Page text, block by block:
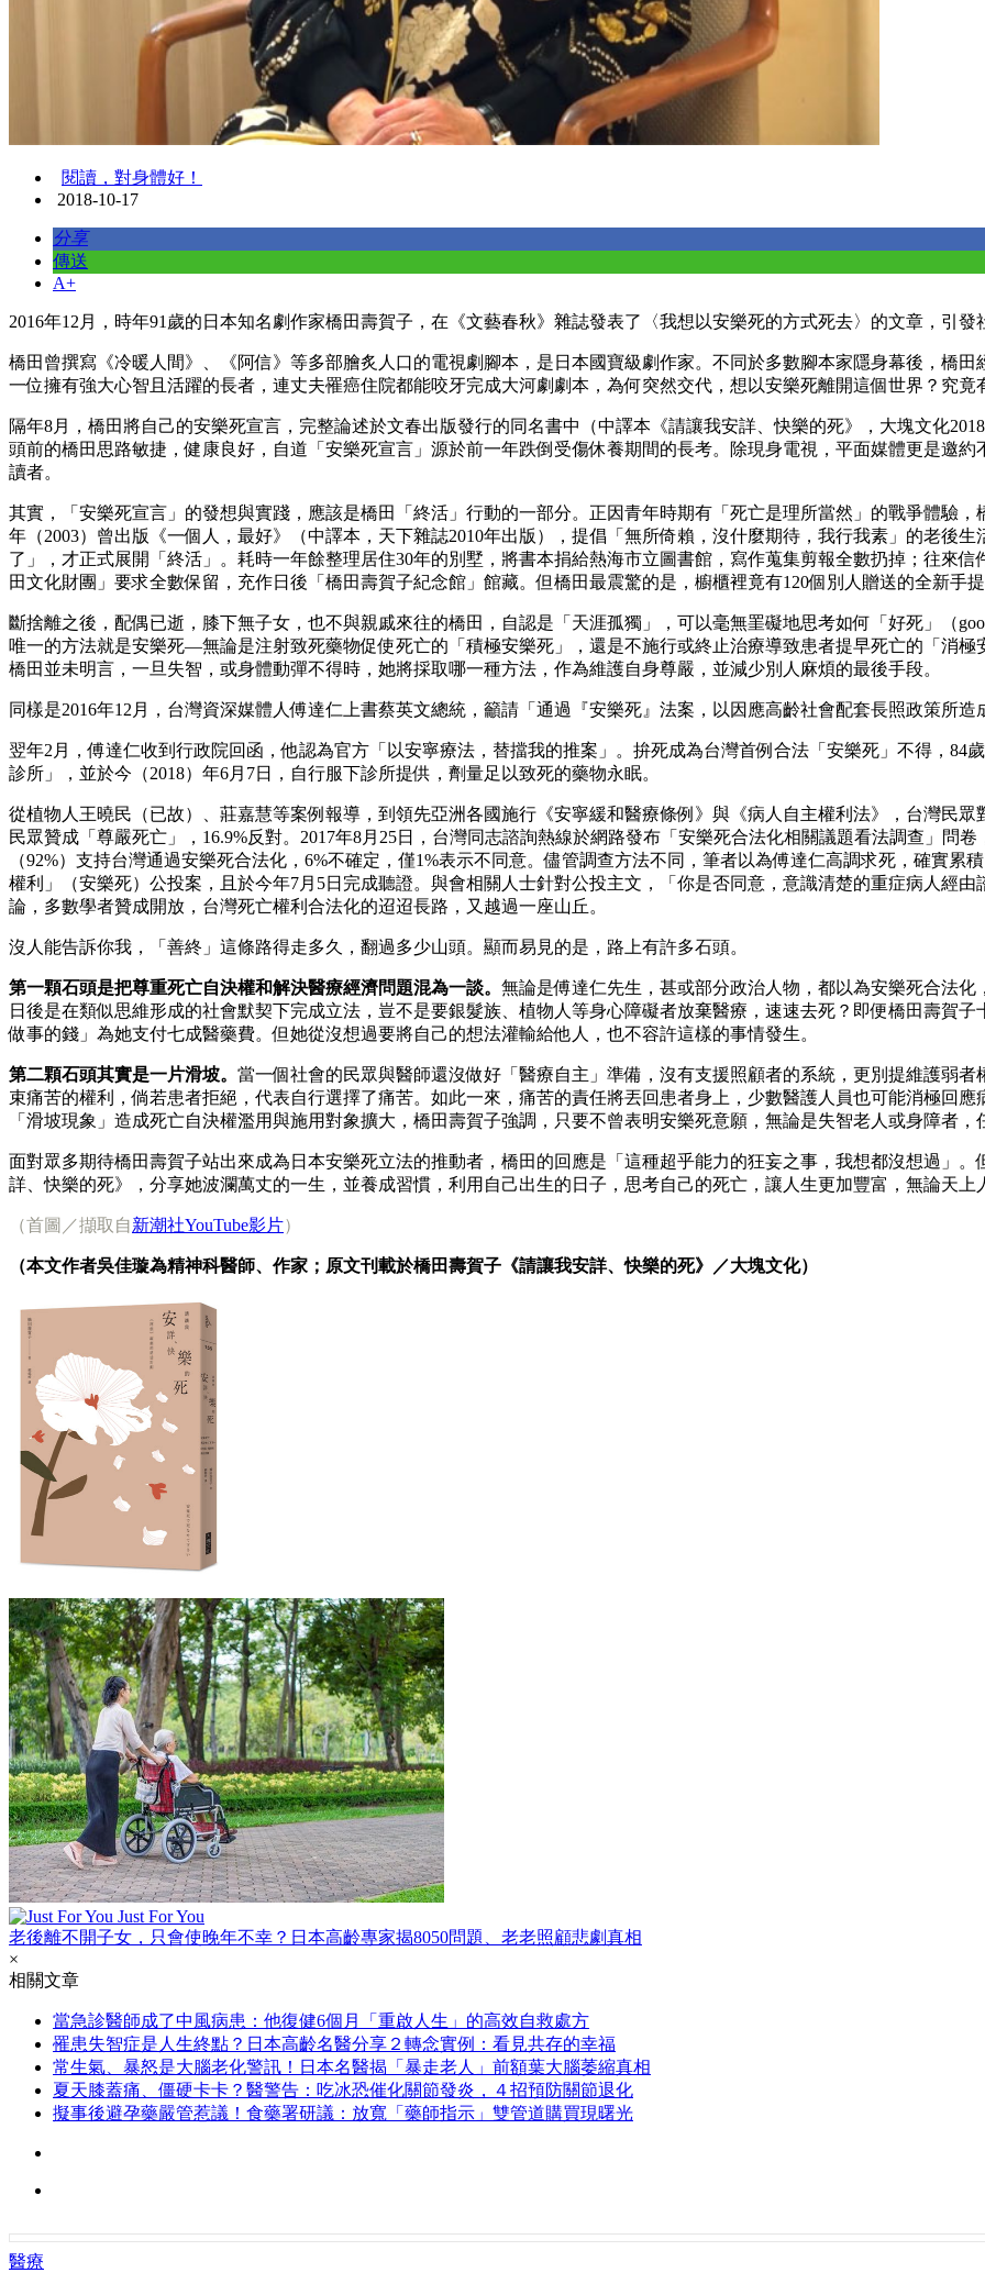
閱讀，對身體好！
2018-10-17
分享
傳送
A+
2016年12月，時年91歲的日本知名劇作家橋田壽賀子，在《文藝春秋》雜誌發表了〈我想以安樂死的方式死去〉的文章，引發
橋田曾撰寫《冷暖人間》、《阿信》等多部膾炙人口的電視劇腳本，是日本國寶級劇作家。不同於多數腳本家隱身幕後，橋田
一位擁有強大心智且活躍的長者，連丈夫罹癌住院都能咬牙完成大河劇劇本，為何突然交代，想以安樂死離開這個世界？究竟
隔年8月，橋田將自己的安樂死宣言，完整論述於文春出版發行的同名書中（中譯本《請讓我安詳、快樂的死》，大塊文化
頭前的橋田思路敏捷，健康良好，自道「安樂死宣言」源於前一年跌倒受傷休養期間的長考。除現身電視，平面媒體更是邀
讀者。
其實，「安樂死宣言」的發想與實踐，應該是橋田「終活」行動的一部分。正因青年時期有「死亡是理所當然」的戰爭體驗
年（2003）曾出版《一個人，最好》（中譯本，天下雜誌2010年出版），提倡「無所倚賴，沒什麼期待，我行我素」的老後
了」，才正式展開「終活」。耗時一年餘整理居住30年的別墅，將書本捐給熱海市立圖書館，寫作蒐集剪報全數扔掉；往來
田文化財團」要求全數保留，充作日後「橋田壽賀子紀念館」館藏。但橋田最震驚的是，櫥櫃裡竟有120個別人贈送的全新手
斷捨離之後，配偶已逝，膝下無子女，也不與親戚來往的橋田，自認是「天涯孤獨」，可以毫無罣礙地思考如何「好死」（
唯一的方法就是安樂死—無論是注射致死藥物促使死亡的「積極安樂死」，還是不施行或終止治療導致患者提早死亡的「消極
橋田並未明言，一旦失智，或身體動彈不得時，她將採取哪一種方法，作為維護自身尊嚴，並減少別人麻煩的最後手段。
同樣是2016年12月，台灣資深媒體人傅達仁上書蔡英文總統，籲請「通過『安樂死』法案，以因應高齡社會配套長照政策所造
翌年2月，傅達仁收到行政院回函，他認為官方「以安寧療法，替擋我的推案」。拚死成為台灣首例合法「安樂死」不得，84
診所」，並於今（2018）年6月7日，自行服下診所提供，劑量足以致死的藥物永眠。
從植物人王曉民（已故）、莊嘉慧等案例報導，到領先亞洲各國施行《安寧緩和醫療條例》與《病人自主權利法》，台灣民
民眾贊成「尊嚴死亡」，16.9%反對。2017年8月25日，台灣同志諮詢熱線於網路發布「安樂死合法化相關議題看法調查」問
（92%）支持台灣通過安樂死合法化，6%不確定，僅1%表示不同意。儘管調查方法不同，筆者以為傅達仁高調求死，確實
權利」（安樂死）公投案，且於今年7月5日完成聽證。與會相關人士針對公投主文，「你是否同意，意識清楚的重症病人經
論，多數學者贊成開放，台灣死亡權利合法化的迢迢長路，又越過一座山丘。
沒人能告訴你我，「善終」這條路得走多久，翻過多少山頭。顯而易見的是，路上有許多石頭。
第一顆石頭是把尊重死亡自決權和解決醫療經濟問題混為一談。 無論是傅達仁先生，甚或部分政治人物，都以為安樂死合法
日後是在類似思維形成的社會默契下完成立法，豈不是要銀髮族、植物人等身心障礙者放棄醫療，速速去死？即便橋田壽賀
做事的錢」為她支付七成醫藥費。但她從沒想過要將自己的想法灌輸給他人，也不容許這樣的事情發生。
第二顆石頭其實是一片滑坡。 當一個社會的民眾與醫師還沒做好「醫療自主」準備，沒有支援照顧者的系統，更別提維護弱
束痛苦的權利，倘若患者拒絕，代表自行選擇了痛苦。如此一來，痛苦的責任將丟回患者身上，少數醫護人員也可能消極回
「滑坡現象」造成死亡自決權濫用與施用對象擴大，橋田壽賀子強調，只要不曾表明安樂死意願，無論是失智老人或身障者，
面對眾多期待橋田壽賀子站出來成為日本安樂死立法的推動者，橋田的回應是「這種超乎能力的狂妄之事，我想都沒想過」
詳、快樂的死》，分享她波瀾萬丈的一生，並養成習慣，利用自己出生的日子，思考自己的死亡，讓人生更加豐富，無論天上
（首圖／擷取自新潮社YouTube影片）
（本文作者吳佳璇為精神科醫師、作家；原文刊載於橋田壽賀子《請讓我安詳、快樂的死》／大塊文化）
Just For You
老後離不開子女，只會使晚年不幸？日本高齡專家揭8050問題、老老照顧悲劇真相
×
相關文章
當急診醫師成了中風病患：他復健6個月「重啟人生」的高效自救處方
罹患失智症是人生終點？日本高齡名醫分享２轉念實例：看見共存的幸福
常生氣、暴怒是大腦老化警訊！日本名醫揭「暴走老人」前額葉大腦萎縮真相
夏天膝蓋痛、僵硬卡卡？醫警告：吃冰恐催化關節發炎，４招預防關節退化
擬事後避孕藥嚴管惹議！食藥署研議：放寬「藥師指示」雙管道購買現曙光
醫療